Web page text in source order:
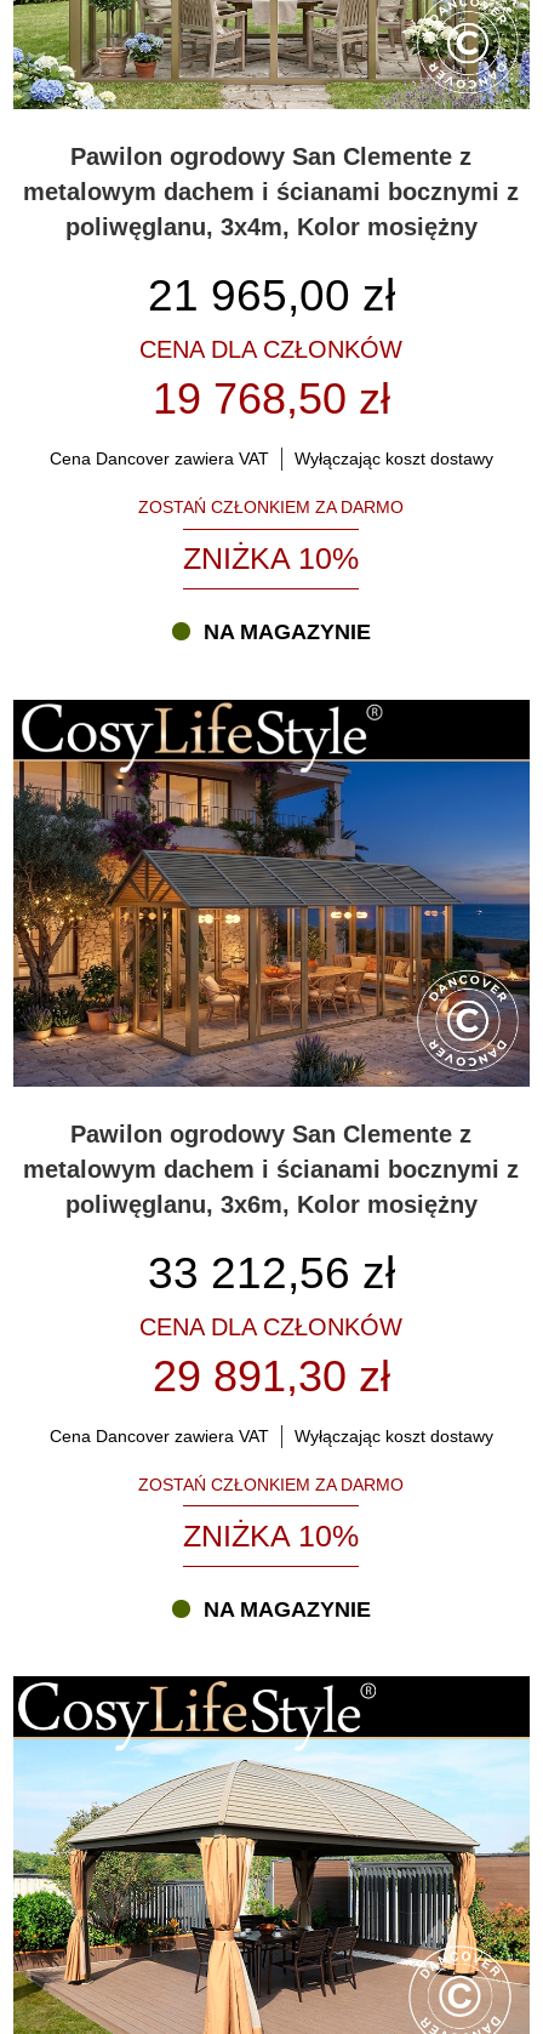
Pawilon ogrodowy San Clemente z
metalowym dachem i ścianami bocznymi z
poliwęglanu, 3x4m, Kolor mosiężny
21 965,00 zł
CENA DLA CZŁONKÓW
19 768,50 zł
Cena Dancover zawiera VAT Wyłączając koszt dostawy
ZOSTAŃ CZŁONKIEM ZA DARMO
ZNIŻKA 10%
NA MAGAZYNIE
Pawilon ogrodowy San Clemente z
metalowym dachem i ścianami bocznymi z
poliwęglanu, 3x6m, Kolor mosiężny
33 212,56 zł
CENA DLA CZŁONKÓW
29 891,30 zł
Cena Dancover zawiera VAT Wyłączając koszt dostawy
ZOSTAŃ CZŁONKIEM ZA DARMO
ZNIŻKA 10%
NA MAGAZYNIE